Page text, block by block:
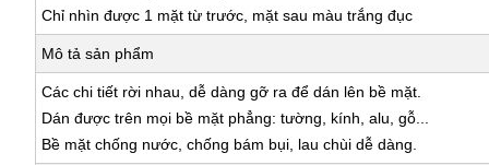
Chỉ nhìn được 1 mặt từ trước, mặt sau màu trắng đục
Mô tả sản phẩm
Các chi tiết rời nhau, dễ dàng gỡ ra để dán lên bề mặt.
Dán được trên mọi bề mặt phẳng: tường, kính, alu, gỗ...
Bề mặt chống nước, chống bám bụi, lau chùi dễ dàng.